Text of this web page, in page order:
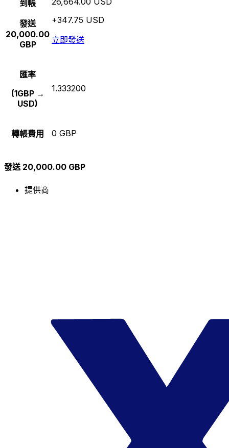
到帳
發送
20,000.00
GBP
+347.75 USD
立即發送
匯率
(1GBP →
USD)
1.333200
轉帳費用 0 GBP
發送 20,000.00 GBP
提供商